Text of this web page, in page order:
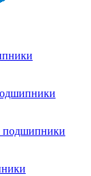
подшипники